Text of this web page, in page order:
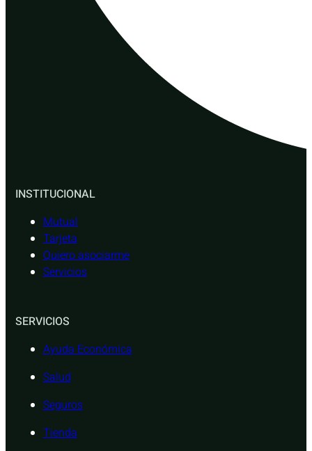
INSTITUCIONAL
Mutual
Tarjeta
Quiero asociarme
Servicios
SERVICIOS
Ayuda Económica
Salud
Seguros
Tienda